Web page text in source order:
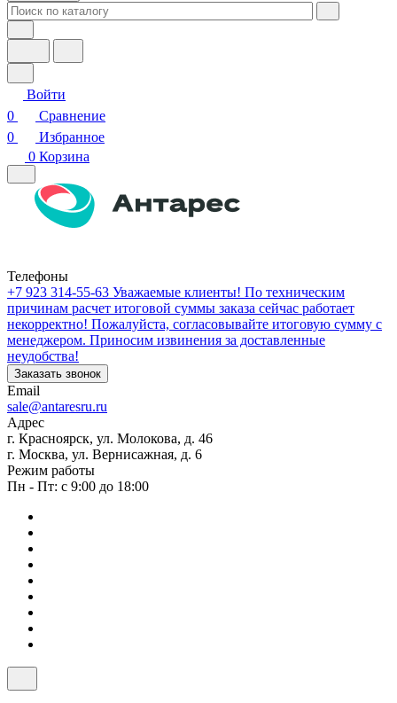
Войти
0
Сравнение
0
Избранное
0 Корзина
Телефоны
+7 923 314-55-63 Уважаемые клиенты! По техническим
причинам расчет итоговой суммы заказа сейчас работает
некорректно! Пожалуйста, согласовывайте итоговую сумму с
менеджером. Приносим извинения за доставленные
неудобства!
Заказать звонок
Email
sale@antaresru.ru
Адрес
г. Красноярск, ул. Молокова, д. 46
г. Москва, ул. Вернисажная, д. 6
Режим работы
Пн - Пт: с 9:00 до 18:00